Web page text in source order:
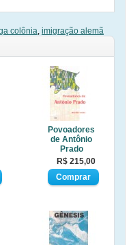
colônia, imigração alemã
Povoadores
de Antônio
Prado
R$ 215,00